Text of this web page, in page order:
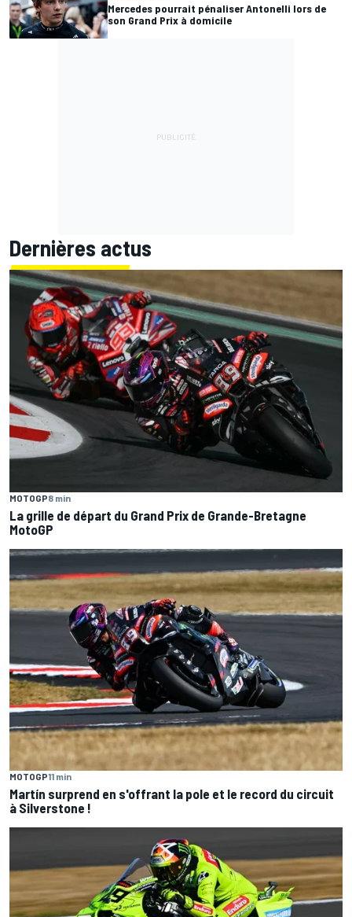
Mercedes pourrait pénaliser Antonelli lors de
son Grand Prix à domicile
Dernières actus
MOTOGP8 min
La grille de départ du Grand Prix de Grande-Bretagne
MotoGP
MOTOGP11 min
Martín surprend en s'offrant la pole et le record du circuit
à Silverstone !